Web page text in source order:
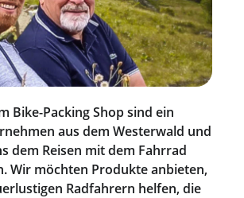
Bike-Packing Shop sind ein
aus dem Westerwald und
dem Reisen mit dem Fahrrad
Wir möchten Produkte anbieten,
Radfahrern helfen, die